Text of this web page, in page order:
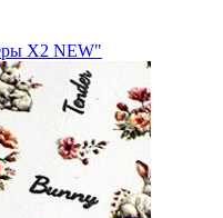
X2 NEW"